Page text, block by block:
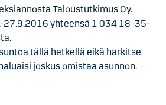
Taloustutkimus Oy.
27.9.2016 yhteensä 1 034 18–35-
tällä hetkellä eikä harkitse
joskus omistaa asunnon.